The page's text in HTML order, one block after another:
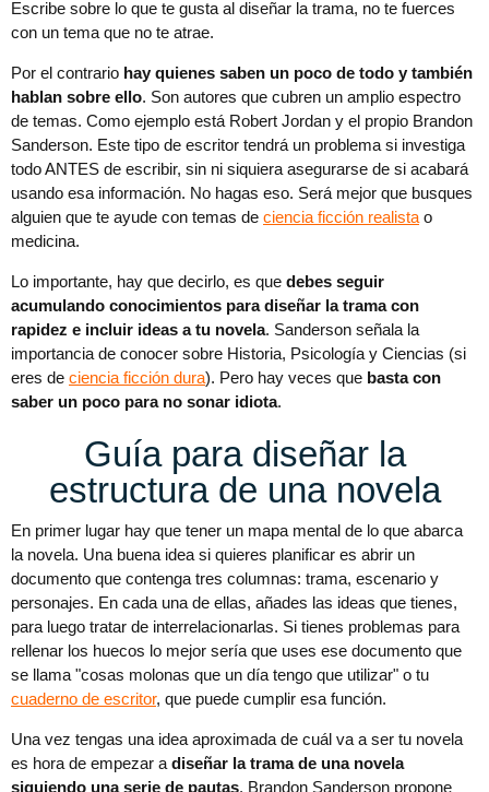
Escribe sobre lo que te gusta al diseñar la trama, no te fuerces
con un tema que no te atrae.
Por el contrario hay quienes saben un poco de todo y también
hablan sobre ello. Son autores que cubren un amplio espectro
de temas. Como ejemplo está Robert Jordan y el propio Brandon
Sanderson. Este tipo de escritor tendrá un problema si investiga
todo ANTES de escribir, sin ni siquiera asegurarse de si acabará
usando esa información. No hagas eso. Será mejor que busques
alguien que te ayude con temas de ciencia ficción realista o
medicina.
Lo importante, hay que decirlo, es que debes seguir
acumulando conocimientos para diseñar la trama con
rapidez e incluir ideas a tu novela. Sanderson señala la
importancia de conocer sobre Historia, Psicología y Ciencias (si
eres de ciencia ficción dura). Pero hay veces que basta con
saber un poco para no sonar idiota.
Guía para diseñar la
estructura de una novela
En primer lugar hay que tener un mapa mental de lo que abarca
la novela. Una buena idea si quieres planificar es abrir un
documento que contenga tres columnas: trama, escenario y
personajes. En cada una de ellas, añades las ideas que tienes,
para luego tratar de interrelacionarlas. Si tienes problemas para
rellenar los huecos lo mejor sería que uses ese documento que
se llama "cosas molonas que un día tengo que utilizar" o tu
cuaderno de escritor, que puede cumplir esa función.
Una vez tengas una idea aproximada de cuál va a ser tu novela
es hora de empezar a diseñar la trama de una novela
siguiendo una serie de pautas. Brandon Sanderson propone